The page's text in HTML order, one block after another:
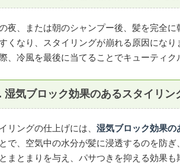
夜、または朝のシャンプー後、髪を完全
くなり、スタイリングが崩れる原因になり
、冷風を最後に当てることでキューティ
湿気ブロック効果のあるスタイリン
リングの仕上げには、 湿気ブロック効果の
で、空気中の水分が髪に浸透するのを防
まとまりを与え、パサつきを抑える効果も